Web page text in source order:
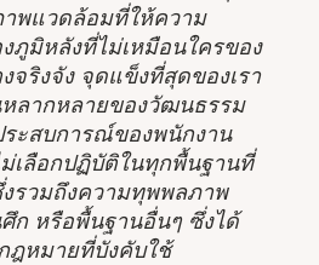
าพแวดล้อมที่ให้ความ
ภูมิหลังที่ไม่เหมือนใครของ
จริงจัง จุดแข็งที่สุดของเรา
ลากหลายของวัฒนธรรม
ะสบการณ์ของพนักงาน
ม่เลือกปฏิบัติในทุกพื้นฐานที่
รวมถึงความทุพพลภาพ
ก หรือพื้นฐานอื่นๆ ซึ่งได้
ฎหมายที่บังคับใช้